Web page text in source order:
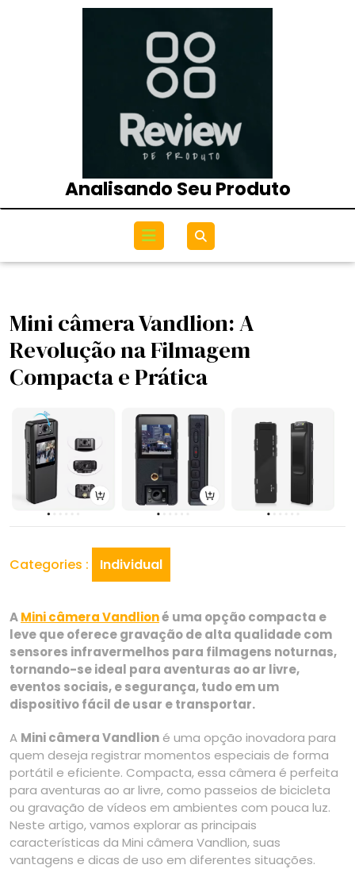
Analisando Seu Produto
Open
Menu
Mini câmera Vandlion: A
Revolução na Filmagem
Compacta e Prática
Categories : Individual
AMini câmera Vandlioné uma opção compacta e
leve que oferece gravação de alta qualidade com
sensores infravermelhos para filmagens noturnas,
tornando-se ideal para aventuras ao ar livre,
eventos sociais, e segurança, tudo em um
dispositivo fácil de usar e transportar.
A Mini câmera Vandlion é uma opção inovadora para
quem deseja registrar momentos especiais de forma
portátil e eficiente. Compacta, essa câmera é perfeita
para aventuras ao ar livre, como passeios de bicicleta
ou gravação de vídeos em ambientes com pouca luz.
Neste artigo, vamos explorar as principais
características da Mini câmera Vandlion, suas
vantagens e dicas de uso em diferentes situações.